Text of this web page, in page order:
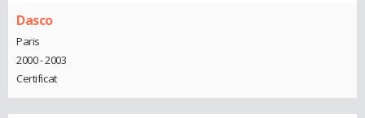
Dasco
Paris
2000 - 2003
Certificat